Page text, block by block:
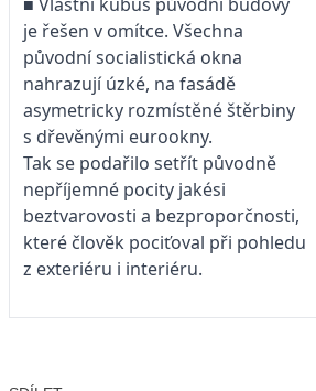
je řešen v omítce. Všechna
původní socialistická okna
nahrazují úzké, na fasádě
asymetricky rozmístěné štěrbiny
s dřevěnými eurookny.
Tak se podařilo setřít původně
nepříjemné pocity jakési
beztvarovosti a bezproporčnosti,
které člověk pociťoval při pohledu
z exteriéru i interiéru.